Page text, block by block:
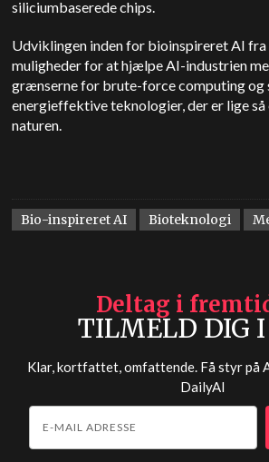
siliciumbaserede chips.
Udviklingen inden for bioinspireret AI fra
muligheder for at hjælpe AI-industrien
grænserne for brute-force computing og
energieffektive teknologier, der er lige så
naturen.
Bio-inspireret AI Bioteknologi
Deltag i
TILMELD DIG I
Klar, kortfattet, omfattende. Få styr på
DailyAI